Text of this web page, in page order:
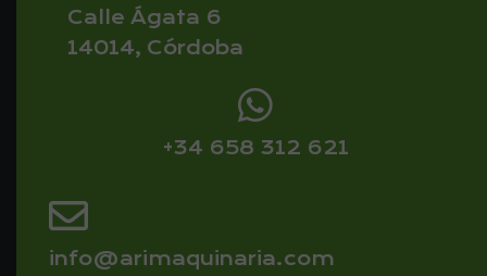
Calle Ágata 6
14014, Córdoba
+34 658 312 621
info@arimaquinaria.com